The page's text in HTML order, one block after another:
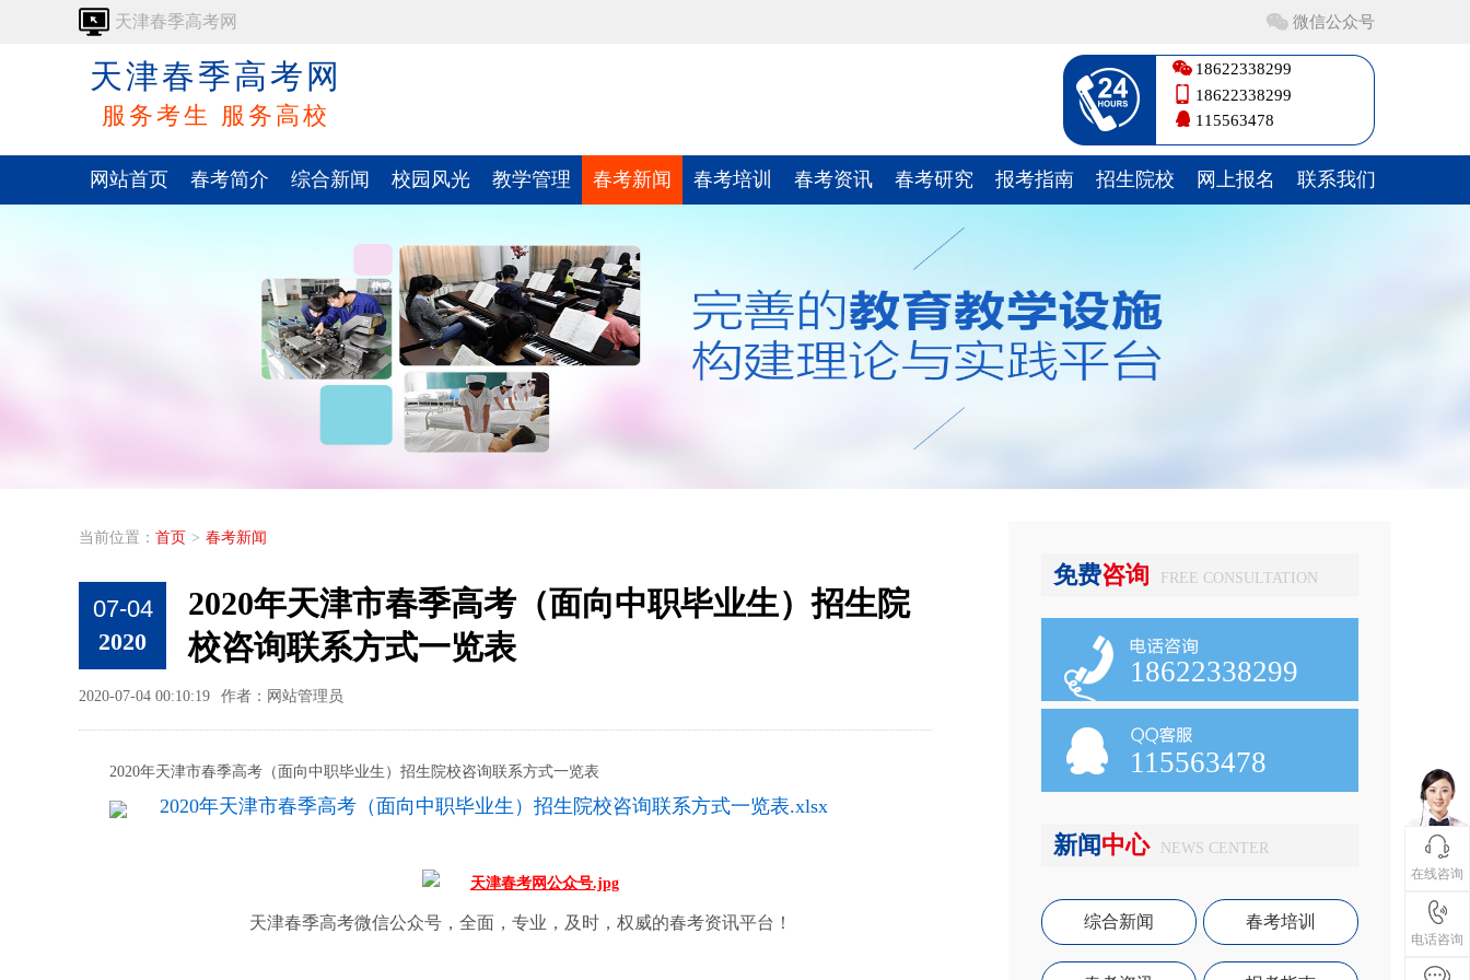
天津春季高考网 微信公众号
天津春季高考网
服务考生 服务高校
18622338299
18622338299
115563478
网站首页 春考简介 综合新闻 校园风光 教学管理 春考新闻 春考培训 春考资讯 春考研究 报考指南 招生院校 网上报名 联系我们
当前位置： 首页 > 春考新闻
07-04
2020
2020年天津市春季高考（面向中职毕业生）招生院
校咨询联系方式一览表
2020-07-04 00:10:19 作者：网站管理员
2020年天津市春季高考（面向中职毕业生）招生院校咨询联系方式一览表
2020年天津市春季高考（面向中职毕业生）招生院校咨询联系方式一览表.xlsx
天津春季高考微信公众号，全面，专业，及时，权威的春考资讯平台！
免费咨询 FREE CONSULTATION
18622338299
115563478
新闻中心 NEWS CENTER
综合新闻 春考培训
在线咨询
电话咨询